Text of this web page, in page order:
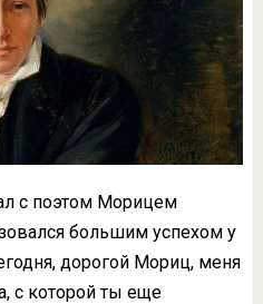
с поэтом Морицем
большим успехом у
дорогой Мориц, меня
с которой ты еще